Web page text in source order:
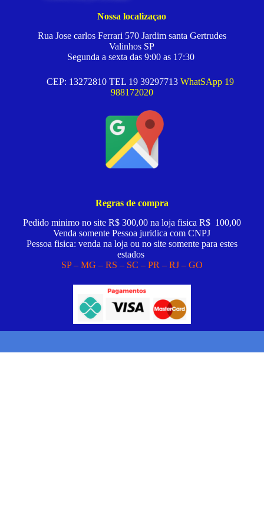
Nossa localizaçao
Rua Jose carlos Ferrari 570 Jardim santa Gertrudes
Valinhos SP
Segunda a sexta das 9:00 as 17:30
CEP: 13272810 TEL 19 39297713 WhatSApp 19
988172020
Regras de compra
Pedido minimo no site R$ 300,00 na loja fisica R$ 100,00
Venda somente Pessoa juridica com CNPJ
Pessoa fisica: venda na loja ou no site somente para estes
estados
SP – MG – RS – SC – PR – RJ – GO